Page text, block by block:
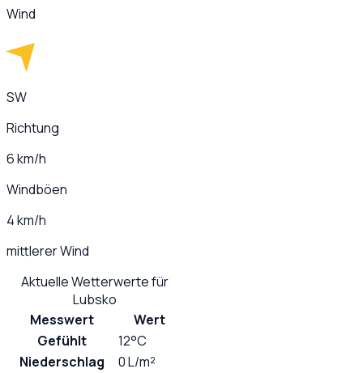
Wind
SW
Richtung
6 km/h
Windböen
4 km/h
mittlerer Wind
Aktuelle Wetterwerte für
Lubsko
Messwert
Wert
Gefühlt
12°C
Niederschlag
0 L/m²